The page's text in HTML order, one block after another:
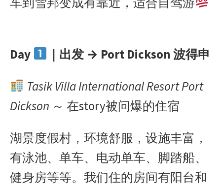
Day ｜出发 → Port Dickson 波得申
Tasik Villa International Resort Port
Dickson ～ 在story被问爆的住宿
湖景度假村，环境舒服，设施丰富，
有泳池、单车、电动单车、脚踏船、
健身房等等。我们住的房间有阳台和